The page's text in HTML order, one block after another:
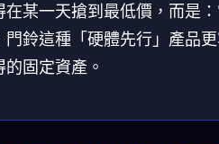
在某一天搶到最低價，而是
鈴這種「硬體先行」產品
固定資產。